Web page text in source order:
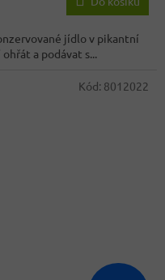
jídlo v pikantní
a podávat s...
Kód: 8012022